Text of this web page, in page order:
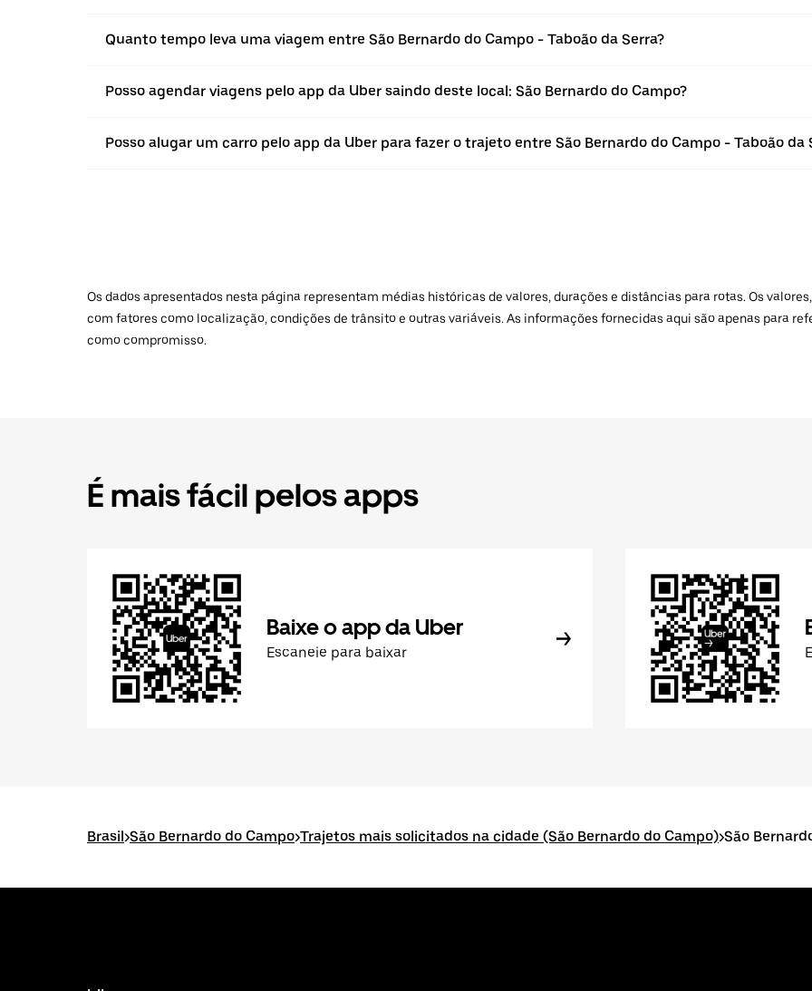
Quanto tempo leva uma viagem entre São Bernardo do Campo - Taboão da Serra?
Posso agendar viagens pelo app da Uber saindo deste local: São Bernardo do Campo?
Posso alugar um carro pelo app da Uber para fazer o trajeto entre São Bernardo do Campo - Taboão da
Os dados apresentados nesta página representam médias históricas de valores, durações e distâncias para rotas. Os
com fatores como localização, condições de trânsito e outras variáveis. As informações fornecidas aqui são apenas para
como compromisso.
É mais fácil pelos apps
Baixe o app da Uber
Escaneie para baixar
Brasil>São Bernardo do Campo>Trajetos mais solicitados na cidade (São Bernardo do Campo)>São